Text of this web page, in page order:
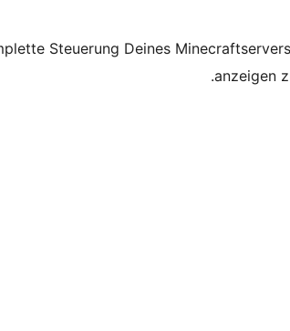
Steuerung Deines
anzeigen